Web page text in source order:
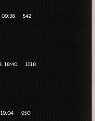
09:36 542
18:40 1618
950